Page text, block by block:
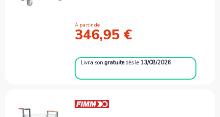
À partir de
346,95 €
Livraisongratuite dès le 13/08/2026